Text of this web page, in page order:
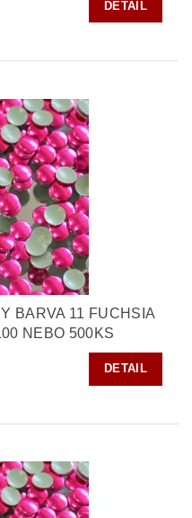
DETAIL
BARVA 11 FUCHSIA
NEBO 500KS
DETAIL